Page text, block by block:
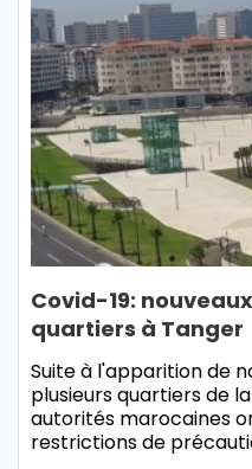
Covid-19:
quartiers à Tanger
Suite à l'apparition de
plusieurs quartiers de
autorités marocaines
restrictions de